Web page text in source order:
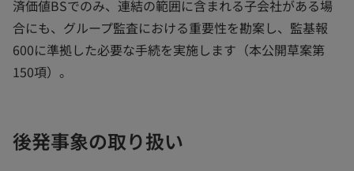
済価値BSでのみ、連結の範囲に含まれる子会社がある場
合にも、グループ監査における重要性を勘案し、監基報
600に準拠した必要な手続を実施します（本公開草案第
150項）。
後発事象の取り扱い